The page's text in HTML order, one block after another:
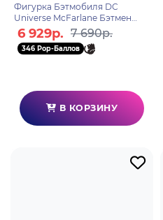
Фигурка Бэтмобиля DC
Universe McFarlane Бэтмен
Навсегда 79 см 787926150193
6 929р. 7 690р.
346 Pop-Баллов
В КОРЗИНУ